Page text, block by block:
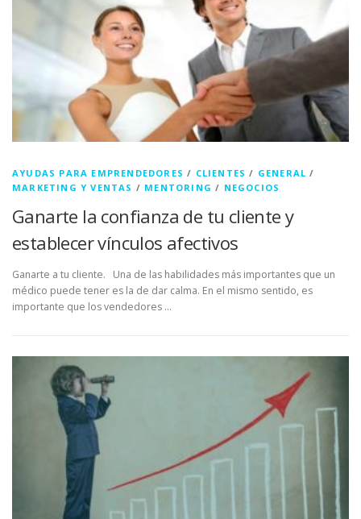
AYUDAS PARA EMPRENDEDORES / CLIENTES / GENERAL /
MARKETING Y VENTAS / MENTORING / NEGOCIOS
Ganarte la confianza de tu cliente y
establecer vínculos afectivos
Ganarte a tu cliente. Una de las habilidades más importantes que un
médico puede tener es la de dar calma. En el mismo sentido, es
importante que los vendedores …